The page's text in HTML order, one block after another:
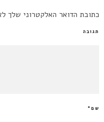
כתובת הדואר האלקטרוני שלך
תגובה
שם*